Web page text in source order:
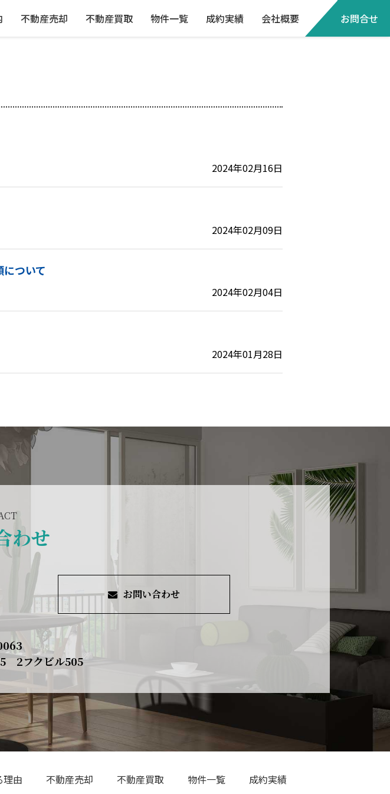
不動産売却 不動産買取 物件一覧 成約実績 会社概要 お問合せ
2024年02月16日
2024年02月09日
ついて
2024年02月04日
2024年01月28日
わせ
お問い合わせ
2フクビル505
理由 不動産売却 不動産買取 物件一覧
成約実績